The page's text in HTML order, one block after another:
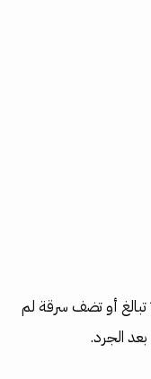
تبالغ أو تضف سرقة لم
الجرد.